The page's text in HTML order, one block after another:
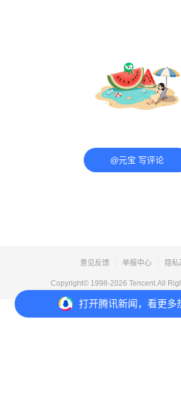
打开腾讯新闻，看更多
@元宝 写评论
意见反馈 举报中心 隐私
Copyright© 1998-2026 Tencent.All